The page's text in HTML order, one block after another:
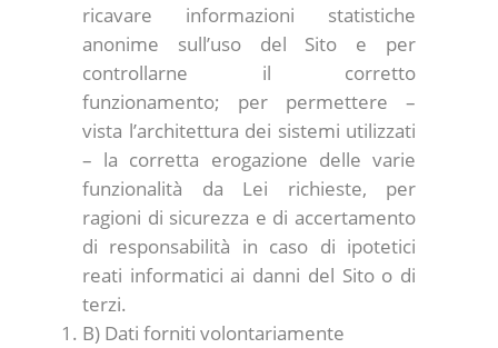
ricavare informazioni statistiche
anonime sull’uso del Sito e per
controllarne il corretto
funzionamento; per permettere –
vista l’architettura dei sistemi utilizzati
– la corretta erogazione delle varie
funzionalità da Lei richieste, per
ragioni di sicurezza e di accertamento
di responsabilità in caso di ipotetici
reati informatici ai danni del Sito o di
terzi.
B) Dati forniti volontariamente